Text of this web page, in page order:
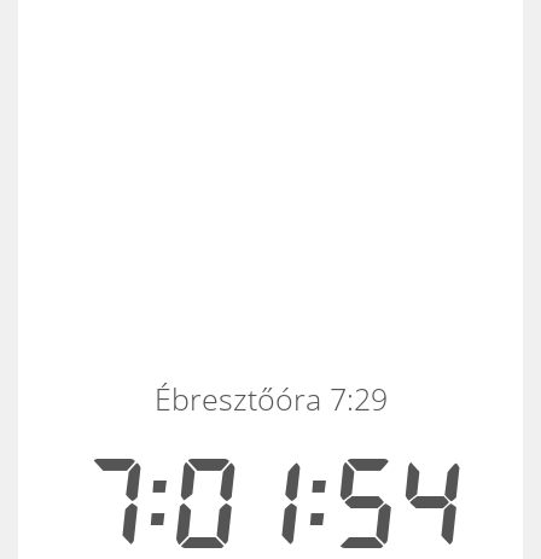
7:01:55
Ébresztőóra 7:29